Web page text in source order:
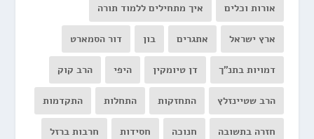
אורות וכלים איך מתחילים ללמוד תורה
ארץ ישראל אתגרים בון דור הסמארט
דמויות בתנ"ך דן טיומקין היפי הרב קוק
הרב שטיינזלץ התחזקות התחלות התקדמות
חזרה בתשובה חנוכה חסידות חרבות ברזל